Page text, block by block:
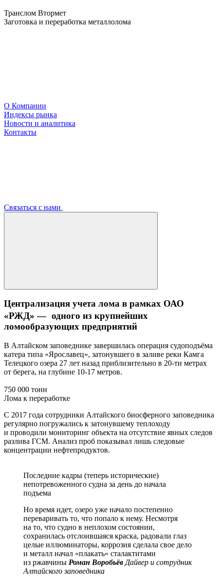
Транслом Втормет
Заготовка и переработка металлолома
О Компании
Индексы рынка
Новости и аналитика
Контакты
Связаться с нами
Централизация учета лома в рамках ОАО
«РЖД» — одного из крупнейших
ломообразующих предприятий
В Алтайском заповеднике завершилась операция судоподъёма
катера типа «Ярославец», затонувшего в заливе реки Камга
Телецкого озера 27 лет назад приблизительно в 20-ти метрах
от берега, на глубине 10-17 метров.
750 000 тонн
Лома к переработке
С 2017 года сотрудники Алтайского биосферного заповедника
регулярно погружались к затонувшему теплоходу
и проводили мониторинг объекта на отсутствие явных следов
разлива ГСМ. Анализ проб показывал лишь следовые
концентрации нефтепродуктов.
Последние кадры (теперь исторические)
непотревоженного судна за день до начала
подъема
Но время идет, озеро уже начало постепенно
переваривать то, что попало к нему. Несмотря
на то, что судно в неплохом состоянии,
сохранилась отслоившаяся краска, радовали глаз
целые иллюминаторы, коррозия сделала свое дело
и металл начал «плакать» сталактитами
из ржавчины Роман Воробьёв Дайвер и сотрудник
Алтайского заповедника